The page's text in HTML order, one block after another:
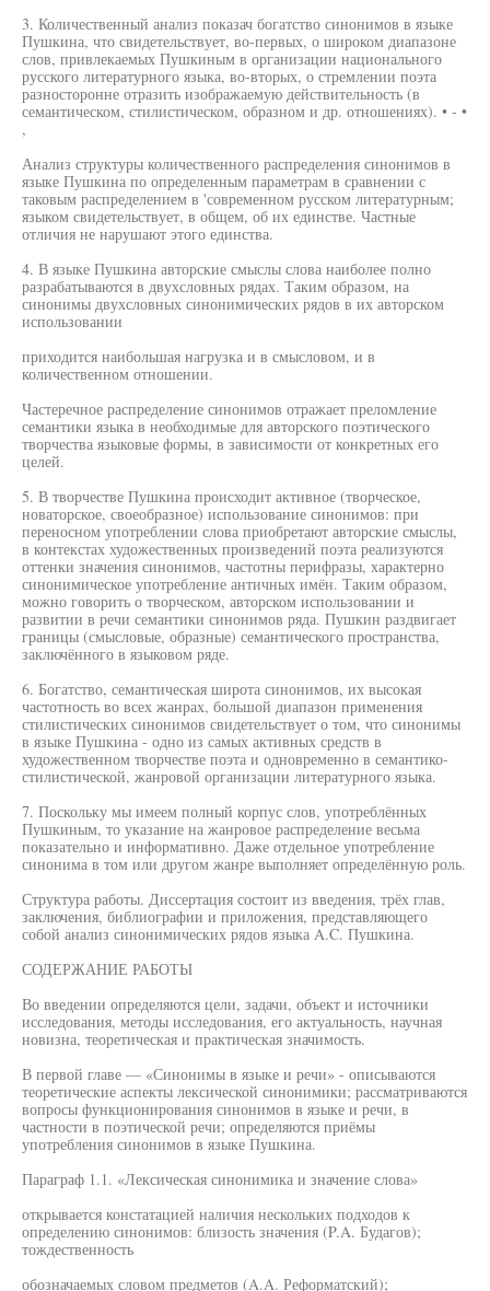
3. Количественный анализ показач богатство синонимов в языке
Пушкина, что свидетельствует, во-первых, о широком диапазоне
слов, привлекаемых Пушкиным в организации национального
русского литературного языка, во-вторых, о стремлении поэта
разносторонне отразить изображаемую действительность (в
семантическом, стилистическом, образном и др. отношениях). • - •
,
Анализ структуры количественного распределения синонимов в
языке Пушкина по определенным параметрам в сравнении с
таковым распределением в 'современном русском литературным;
языком свидетельствует, в общем, об их единстве. Частные
отличия не нарушают этого единства.
4. В языке Пушкина авторские смыслы слова наиболее полно
разрабатываются в двухсловных рядах. Таким образом, на
синонимы двухсловных синонимических рядов в их авторском
использовании
приходится наибольшая нагрузка и в смысловом, и в
количественном отношении.
Частеречное распределение синонимов отражает преломление
семантики языка в необходимые для авторского поэтического
творчества языковые формы, в зависимости от конкретных его
целей.
5. В творчестве Пушкина происходит активное (творческое,
новаторское, своеобразное) использование синонимов: при
переносном употреблении слова приобретают авторские смыслы,
в контекстах художественных произведений поэта реализуются
оттенки значения синонимов, частотны перифразы, характерно
синонимическое употребление античных имён. Таким образом,
можно говорить о творческом, авторском использовании и
развитии в речи семантики синонимов ряда. Пушкин раздвигает
границы (смысловые, образные) семантического пространства,
заключённого в языковом ряде.
6. Богатство, семантическая широта синонимов, их высокая
частотность во всех жанрах, большой диапазон применения
стилистических синонимов свидетельствует о том, что синонимы
в языке Пушкина - одно из самых активных средств в
художественном творчестве поэта и одновременно в семантико-
стилистической, жанровой организации литературного языка.
7. Поскольку мы имеем полный корпус слов, употреблённых
Пушкиным, то указание на жанровое распределение весьма
показательно и информативно. Даже отдельное употребление
синонима в том или другом жанре выполняет определённую роль.
Структура работы. Диссертация состоит из введения, трёх глав,
заключения, библиографии и приложения, представляющего
собой анализ синонимических рядов языка A.C. Пушкина.
СОДЕРЖАНИЕ РАБОТЫ
Во введении определяются цели, задачи, объект и источники
исследования, методы исследования, его актуальность, научная
новизна, теоретическая и практическая значимость.
В первой главе — «Синонимы в языке и речи» - описываются
теоретические аспекты лексической синонимики; рассматриваются
вопросы функционирования синонимов в языке и речи, в
частности в поэтической речи; определяются приёмы
употребления синонимов в языке Пушкина.
Параграф 1.1. «Лексическая синонимика и значение слова»
открывается констатацией наличия нескольких подходов к
определению синонимов: близость значения (P.A. Будагов);
тождественность
обозначаемых словом предметов (A.A. Реформатский);